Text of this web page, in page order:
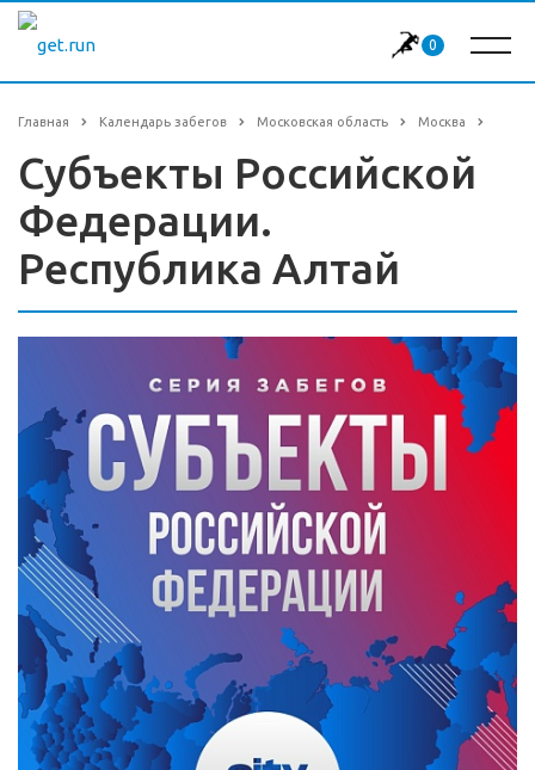
0
Главная Календарь забегов Московская область Москва
Субъекты Российской
Федерации.
Республика Алтай